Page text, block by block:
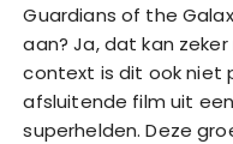
Guardians of the
aan? Ja, dat kan
context is dit ook niet
afsluitende film uit
superhelden. Deze